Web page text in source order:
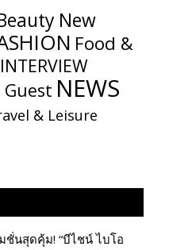
New
Food &
INTERVIEW
Guest NEWS
& Leisure
ชั่นสุดคุ้ม! “บีไชน์ ไบโอ